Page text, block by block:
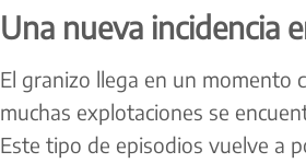
Una nueva incidencia
El granizo llega en un momento
muchas explotaciones se
Este tipo de episodios vuelve a